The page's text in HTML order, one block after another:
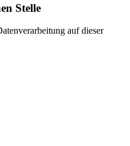
Stelle
auf dieser